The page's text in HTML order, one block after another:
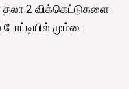
2 விக்கெட்டுகளை
மும்பை